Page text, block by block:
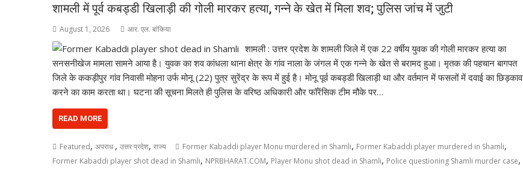
शामली में पूर्व कबड्डी खिलाड़ी की गोली मारकर हत्या, गन्ने के खेत में मिला शव; पुलिस जांच में जुटी
August 1, 2026 आर. एल. बांकिया
शामली : उत्तर प्रदेश के शामली जिले में एक 22 वर्षीय युवक की गोली मारकर हत्या का
सनसनीखेज मामला सामने आया है। युवक का शव कांधला थाना क्षेत्र के गांव नाला के जंगल में एक गन्ने के खेत से बरामद हुआ। मृतक की पहचान बागपत
जिले के ककड़ीपुर गांव निवासी मोहना उर्फ मोनू (22) पुत्र सुरेंद्र के रूप में हुई है। मोनू पूर्व कबड्डी खिलाड़ी था और वर्तमान में फसलों में दवाई का छिड़काव
करने का काम करता था। घटना की सूचना मिलते ही पुलिस के वरिष्ठ अधिकारी और फॉरेंसिक टीम मौके पर…
READ MORE
Featured, अपराध , उत्तर प्रदेश, राज्य Former Kabaddi player Monu murdered in Shamli, Former Kabaddi player murdered in Shamli,
Former Kabaddi player shot dead in Shamli, NPRBHARAT.COM, Player Monu shot dead in Shamli, Police questioning Shamli murder case,